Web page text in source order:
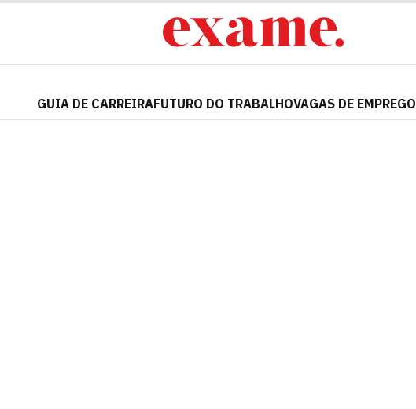
GUIA DE CARREIRAFUTURO DO TRABALHOVAGAS DE EMPREGO